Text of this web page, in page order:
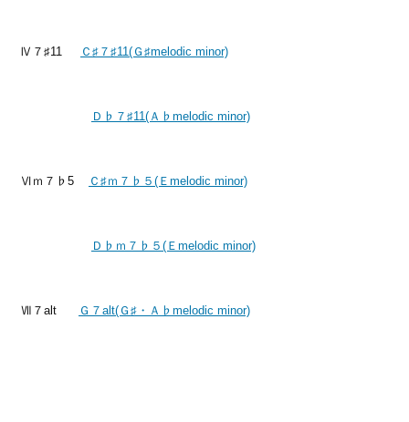
Ⅳ７♯11 Ｃ♯７♯11(Ｇ♯melodic minor)
Ｄ♭７♯11(Ａ♭melodic minor)
Ⅵｍ７♭5 Ｃ♯ｍ７♭５(Ｅmelodic minor)
Ｄ♭ｍ７♭５(Ｅmelodic minor)
Ⅶ７alt Ｇ７alt(Ｇ♯・Ａ♭melodic minor)